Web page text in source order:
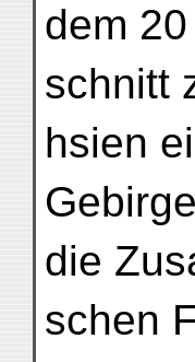
dem
schnitt
hsien
die
schen